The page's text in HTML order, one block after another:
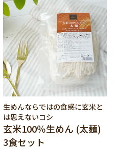
生めんならではの食感に玄米と
は思えないコシ
玄米100％生めん (太麺)
3食セット